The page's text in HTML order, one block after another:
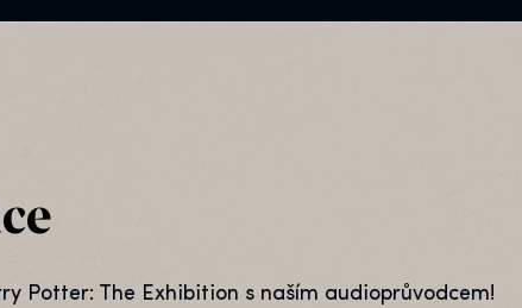
Potter: The Exhibition s naším audioprůvodcem!